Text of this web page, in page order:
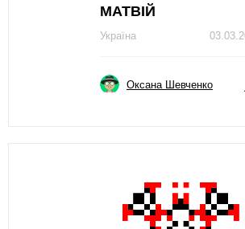
МАТВІЙ
Україна
Оксана Шевченко